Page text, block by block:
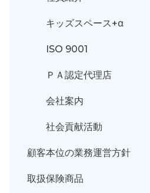
キッズスペース+α
ISO 9001
ＰＡ認定代理店
会社案内
社会貢献活動
顧客本位の業務運営方針
取扱保険商品